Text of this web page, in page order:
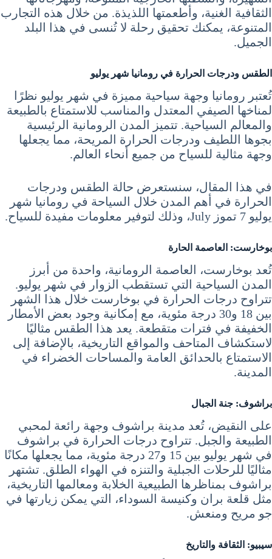
الثقافية الغنية، وأطعمتها اللذيذة. من خلال هذه التجارب
المتنوعة، يمكنك تحقيق رحلة لا تُنسى في هذا البلد
الجميل.
الطقس ودرجات الحرارة في رومانيا شهر يوليو
تُعتبر رومانيا وجهة سياحية مميزة في شهر يوليو نظرًا
لمناخها الصيفي المعتدل والمناسب للاستمتاع بالطبيعة
والمعالم السياحية. تتميز المدن الرومانية الرئيسية
بجوها اللطيف ودرجات الحرارة المريحة، مما يجعلها
وجهة مثالية للسياح من جميع أنحاء العالم.
في هذا المقال، سنستعرض حالة الطقس ودرجات
الحرارة في أهم المدن خلال السياحة في رومانيا شهر
يوليو 7 تموز July، وذلك لتوفير معلومات مفيدة للسياح.
بوخارست: العاصمة الحارة
تُعد بوخارست، العاصمة الرومانية، واحدة من أبرز
المدن السياحية التي تستقطب الزوار في شهر يوليو.
تتراوح درجات الحرارة في بوخارست خلال هذا الشهر
بين 18 و30 درجة مئوية، مع إمكانية وجود بعض الأمطار
الخفيفة في فترات متقطعة. يعد هذا الطقس مثاليًا
لاستكشاف المتاحف والمواقع التاريخية، بالإضافة إلى
الاستمتاع بالحدائق العامة والمساحات الخضراء في
المدينة.
براشوف: جنة الجبال
على النقيض، تُعد مدينة براشوف وجهة رائعة لمحبي
الطبيعة والجبل. تتراوح درجات الحرارة في براشوف
في شهر يوليو بين 15 و27 درجة مئوية، مما يجعلها مكانًا
مثاليًا للرحلات الجبلية والتنزه في الهواء الطلق. تشتهر
براشوف بمناظرها الطبيعية الخلابة ومعالمها التاريخية،
مثل قلعة بران وكنيسة السوداء، التي يمكن زيارتها في
جو مريح ومنعش.
سيبيو: الثقافة والتاريخ